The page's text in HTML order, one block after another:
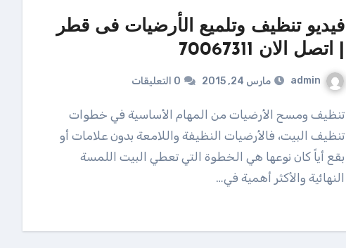
فيديو تنظيف وتلميع الأرضيات فى قطر
| اتصل الان 70067311
admin مارس 24, 2015 0 التعليقات
تنظيف ومسح الأرضيات من المهام الأساسية في خطوات
تنظيف البيت، فالأرضيات النظيفة واللامعة بدون علامات أو
بقع أياً كان نوعها هي الخطوة التي تعطي البيت اللمسة
النهائية والأكثر أهمية في…